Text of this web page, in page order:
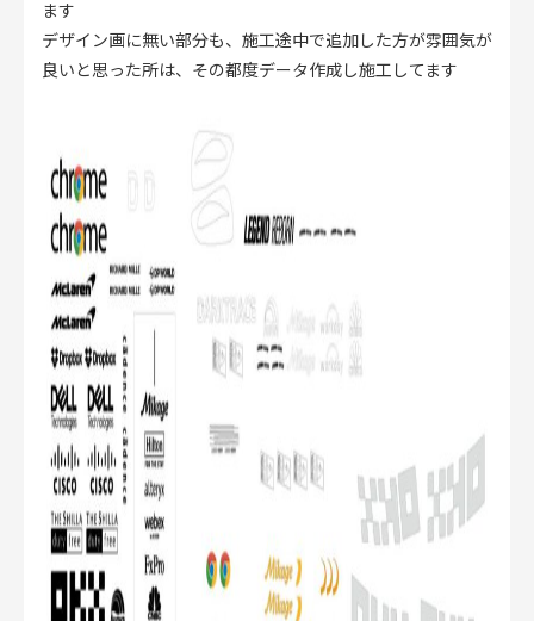
ます
デザイン画に無い部分も、施工途中で追加した方が雰囲気が
良いと思った所は、その都度データ作成し施工してます